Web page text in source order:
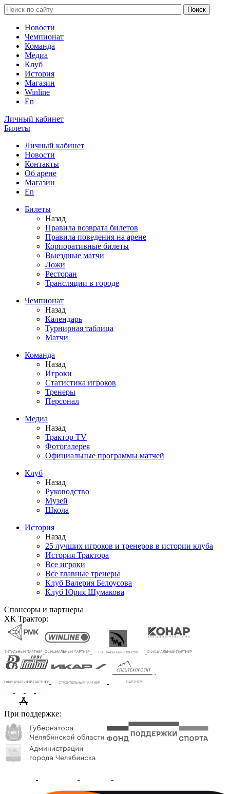
Новости
Чемпионат
Команда
Медиа
Клуб
История
Магазин
Winline
En
Личный кабинет
Билеты
Личный кабинет
Новости
Контакты
Об арене
Магазин
En
Билеты
Назад
Правила возврата билетов
Правила поведения на арене
Корпоративные билеты
Выездные матчи
Ложи
Ресторан
Трансляции в городе
Чемпионат
Назад
Календарь
Турнирная таблица
Матчи
Команда
Назад
Игроки
Статистика игроков
Тренеры
Персонал
Медиа
Назад
Трактор TV
Фотогалерея
Официальные программы матчей
Клуб
Назад
Руководство
Музей
Школа
История
Назад
25 лучших игроков и тренеров в истории клуба
История Трактора
Все игроки
Все главные тренеры
Клуб Валерия Белоусова
Клуб Юрия Шумакова
Спонсоры и партнеры
ХК Трактор:
При поддержке: